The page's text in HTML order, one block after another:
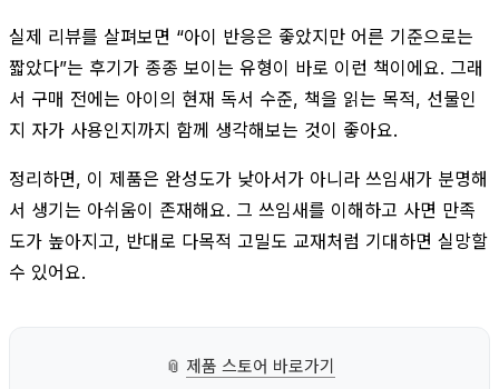
실제 리뷰를 살펴보면 “아이 반응은 좋았지만 어른 기준으로는
짧았다”는 후기가 종종 보이는 유형이 바로 이런 책이에요. 그래
서 구매 전에는 아이의 현재 독서 수준, 책을 읽는 목적, 선물인
지 자가 사용인지까지 함께 생각해보는 것이 좋아요.
정리하면, 이 제품은 완성도가 낮아서가 아니라 쓰임새가 분명해
서 생기는 아쉬움이 존재해요. 그 쓰임새를 이해하고 사면 만족
도가 높아지고, 반대로 다목적 고밀도 교재처럼 기대하면 실망할
수 있어요.
📎 제품 스토어 바로가기